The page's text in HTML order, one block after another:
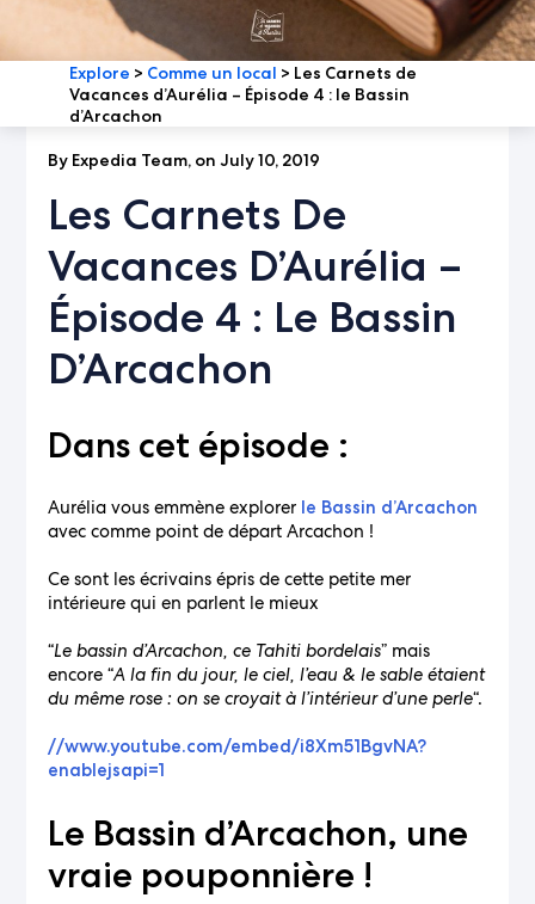
Explore > Comme un local > Les Carnets de
Vacances d’Aurélia – Épisode 4 : le Bassin
d’Arcachon
By Expedia Team, on July 10, 2019
Les Carnets De
Vacances D’Aurélia –
Épisode 4 : Le Bassin
D’Arcachon
Dans cet épisode :
Aurélia vous emmène explorer le Bassin d’Arcachon
avec comme point de départ Arcachon !
Ce sont les écrivains épris de cette petite mer
intérieure qui en parlent le mieux
“Le bassin d’Arcachon, ce Tahiti bordelais” mais
encore “A la fin du jour, le ciel, l’eau & le sable étaient
du même rose : on se croyait à l’intérieur d’une perle“.
//www.youtube.com/embed/i8Xm51BgvNA?
enablejsapi=1
Le Bassin d’Arcachon, une
vraie pouponnière !